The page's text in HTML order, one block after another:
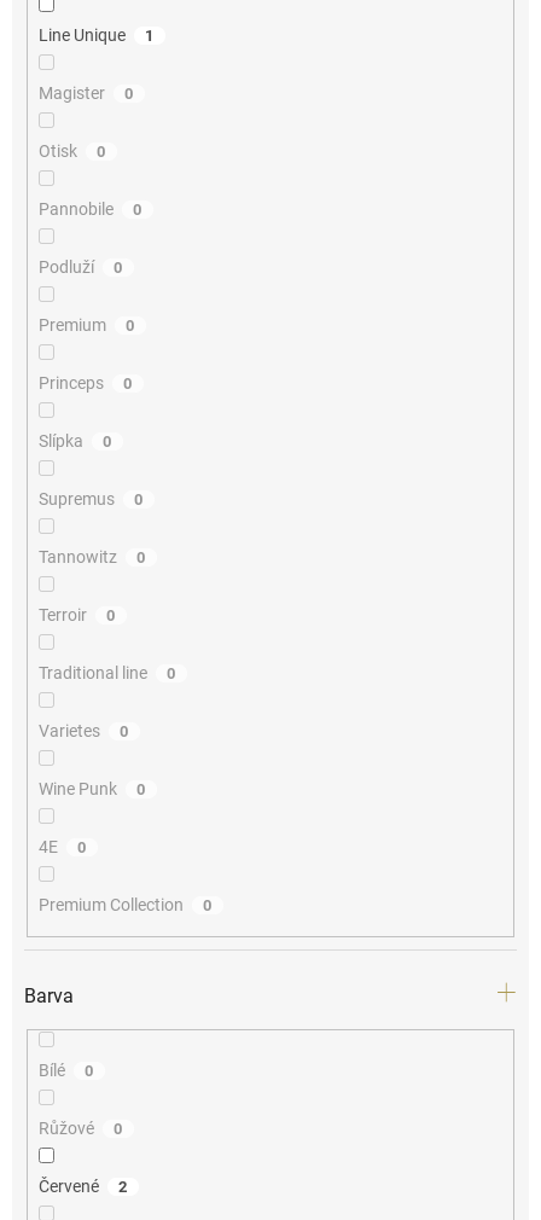
Line Unique 1
Magister 0
Otisk 0
Pannobile 0
Podluží 0
Premium 0
Princeps 0
Slípka 0
Supremus 0
Tannowitz 0
Terroir 0
Traditional line 0
Varietes 0
Wine Punk 0
4E 0
Premium Collection 0
Barva
Bílé 0
Růžové 0
Červené 2